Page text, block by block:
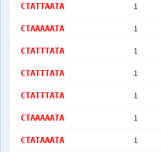
CTATTAATA 1
CTAAAAATA 1
CTATTTATA 1
CTATTTATA 1
CTATTTATA 1
CTAAAAATA 1
CTATAAATA 1